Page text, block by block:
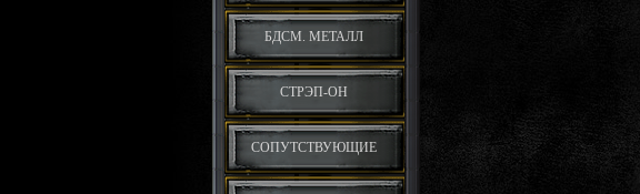
БДСМ. МЕТАЛЛ
СТРЭП-ОН
СОПУТСТВУЮЩИЕ